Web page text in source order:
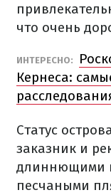
что очень
ИНТЕРЕСНО:
Кернеса:
Статус
заказник и
длиннющими
песчаными